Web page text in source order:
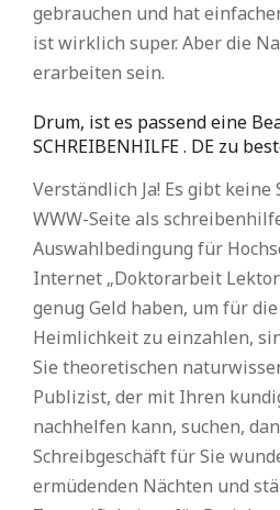
gebrauchen und hat
ist wirklich super. Aber die
erarbeiten sein.
Drum, ist es passend eine
SCHREIBENHILFE . DE zu
Verständlich Ja! Es gibt keine
WWW-Seite als
Auswahlbedingung für
Internet „Doktorarbeit
genug Geld haben, um für
Heimlichkeit zu einzahlen,
Sie theoretischen
Publizist, der mit Ihren
nachhelfen kann, suchen,
Schreibgeschäft für Sie
ermüdenden Nächten und